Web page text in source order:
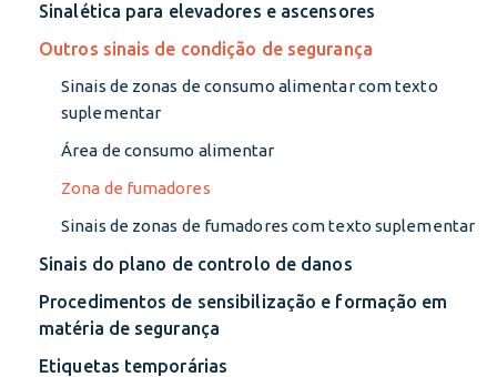
Sinalética para elevadores e ascensores
Outros sinais de condição de segurança
Sinais de zonas de consumo alimentar com texto
suplementar
Área de consumo alimentar
Zona de fumadores
Sinais de zonas de fumadores com texto suplementar
Sinais do plano de controlo de danos
Procedimentos de sensibilização e formação em
matéria de segurança
Etiquetas temporárias